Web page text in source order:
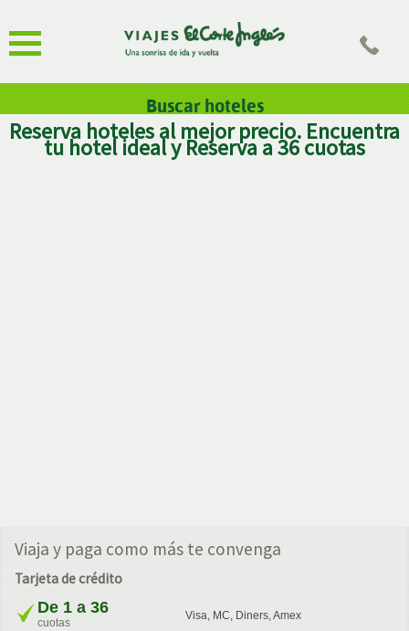
Buscar hoteles
Reserva hoteles al mejor precio. Encuentra
tu hotel ideal y Reserva a 36 cuotas
Viaja y paga como más te convenga
Tarjeta de crédito
De 1 a 36
cuotas
Visa, MC, Diners, Amex